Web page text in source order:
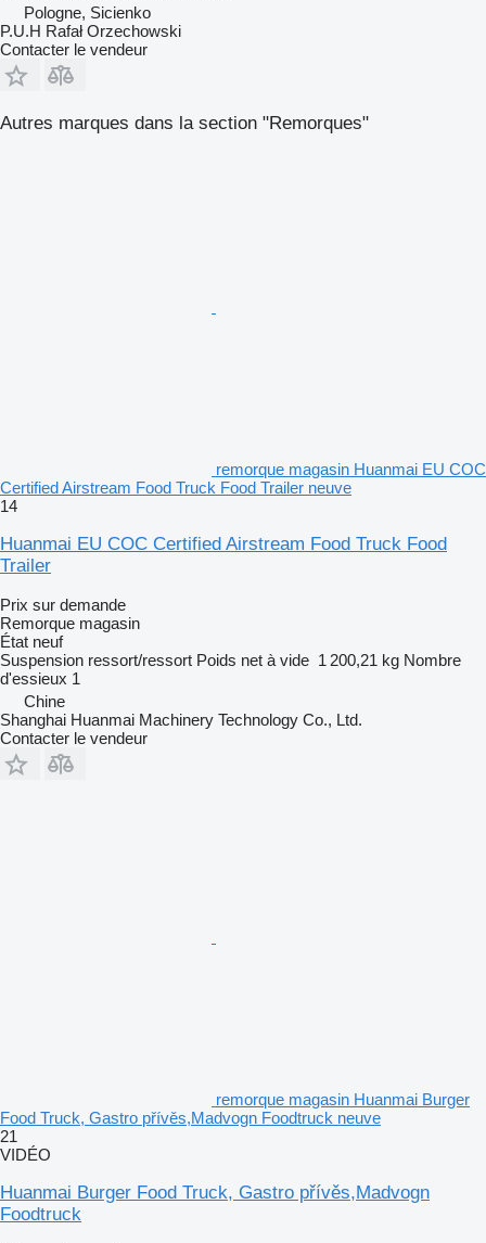
Pologne, Sicienko
P.U.H Rafał Orzechowski
Contacter le vendeur
Autres marques dans la section "Remorques"
remorque magasin Huanmai EU COC
Certified Airstream Food Truck Food Trailer neuve
14
Huanmai EU COC Certified Airstream Food Truck Food
Trailer
Prix sur demande
Remorque magasin
État neuf
Suspension ressort/ressort Poids net à vide 1 200,21 kg Nombre
d'essieux 1
Chine
Shanghai Huanmai Machinery Technology Co., Ltd.
Contacter le vendeur
remorque magasin Huanmai Burger
Food Truck, Gastro přívěs,Madvogn Foodtruck neuve
21
VIDÉO
Huanmai Burger Food Truck, Gastro přívěs,Madvogn
Foodtruck